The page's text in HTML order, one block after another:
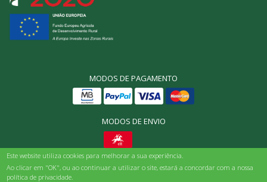
MODOS DE PAGAMENTO
MODOS DE ENVIO
© Origens Bio, Todos os direitos reservados 2025
Este website utiliza cookies para melhorar a sua experiência.
Ao clicar em "OK", ou ao continuar a utilizar o site, estará a concordar com a nossa
política de privacidade.